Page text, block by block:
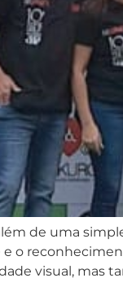
de uma
o
visual, mas